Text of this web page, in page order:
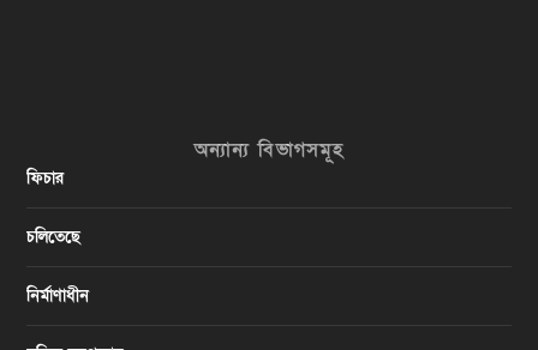
অন্যান্য বিভাগসমূহ
ফিচার
চলিতেছে
নির্মাণাধীন